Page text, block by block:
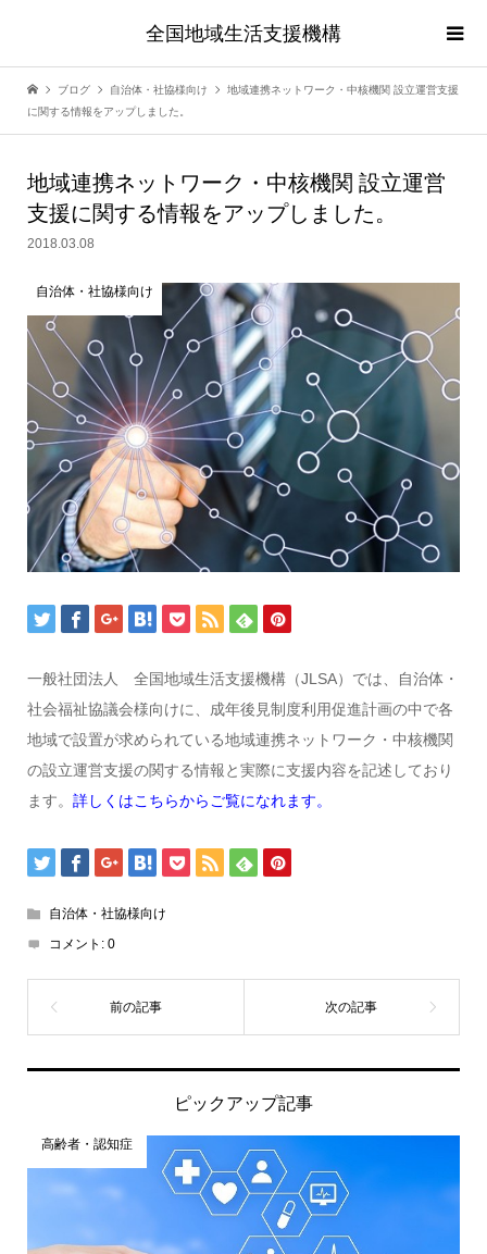
全国地域生活支援機構
ブログ 自治体・社協様向け
地域連携ネットワーク・中核機関 設立運営支援
に関する情報をアップしました。
地域連携ネットワーク・中核機関 設立運営
支援に関する情報をアップしました。
2018.03.08
自治体・社協様向け
一般社団法人 全国地域生活支援機構（JLSA）では、自治体・
社会福祉協議会様向けに、成年後見制度利用促進計画の中で各
地域で設置が求められている地域連携ネットワーク・中核機関
の設立運営支援の関する情報と実際に支援内容を記述しており
ます。 詳しくはこちらからご覧になれます。
自治体・社協様向け
コメント: 0
ピックアップ記事
高齢者・認知症